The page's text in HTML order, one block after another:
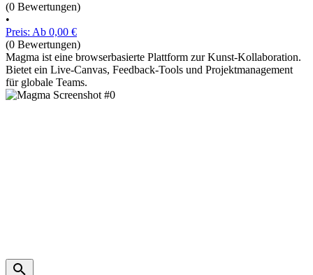
(0 Bewertungen)
•
Preis: Ab 0,00 €
(0 Bewertungen)
Magma ist eine browserbasierte Plattform zur Kunst-Kollaboration.
Bietet ein Live-Canvas, Feedback-Tools und Projektmanagement
für globale Teams.